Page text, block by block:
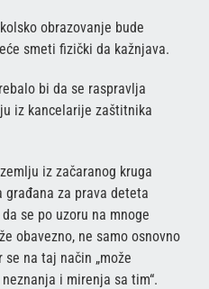
obrazovanje bude
smeti fizički da kažnjava.
bi da se raspravlja
iz kancelarije zaštitnika
iz začaranog kruga
za prava deteta
se po uzoru na mnoge
obavezno, ne samo osnovno
na taj način „može
i mirenja sa tim“.